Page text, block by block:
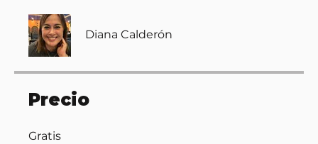
Diana Calderón
Precio
Gratis